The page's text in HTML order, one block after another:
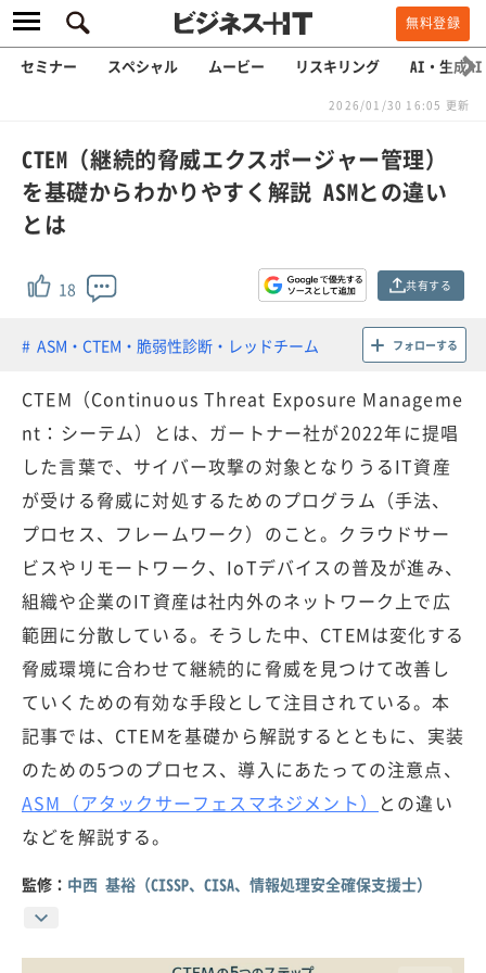
無料登録
セミナー スペシャル ムービー リスキリング AI・生成AI
2026/01/30 16:05 更新
CTEM（継続的脅威エクスポージャー管理）
を基礎からわかりやすく解説 ASMとの違い
とは
18 共有する
ASM・CTEM・脆弱性診断・レッドチーム フォローする
CTEM（Continuous Threat Exposure Manageme
nt：シーテム）とは、ガートナー社が2022年に提唱
した言葉で、サイバー攻撃の対象となりうるIT資産
が受ける脅威に対処するためのプログラム（手法、
プロセス、フレームワーク）のこと。クラウドサー
ビスやリモートワーク、IoTデバイスの普及が進み、
組織や企業のIT資産は社内外のネットワーク上で広
範囲に分散している。そうした中、CTEMは変化する
脅威環境に合わせて継続的に脅威を見つけて改善し
ていくための有効な手段として注目されている。本
記事では、CTEMを基礎から解説するとともに、実装
のための5つのプロセス、導入にあたっての注意点、
ASM（アタックサーフェスマネジメント）
との違い
などを解説する。
監修： 中西 基裕（CISSP、CISA、情報処理安全確保支援士）